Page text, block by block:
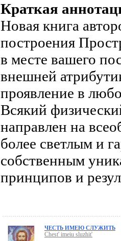
Краткая
Новая книга
построения
в месте вашего
внешней
проявление в
Всякий
направлен на
более светлым и
собственным
принципов и
ЧЕСТЬ ИМЕЮ СЛУЖИТЬ
Chest' imeiu sluzhit'